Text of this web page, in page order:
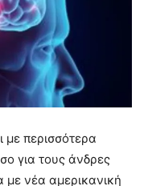
με περισσότερα
για τους άνδρες
με νέα αμερικανική